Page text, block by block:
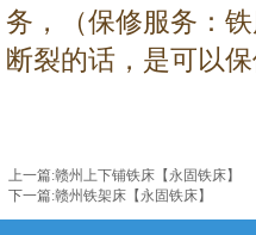
务，（保修服务：
断裂的话，是可以
上一篇:赣州上下铺铁床【永固铁床】
下一篇:赣州铁架床【永固铁床】